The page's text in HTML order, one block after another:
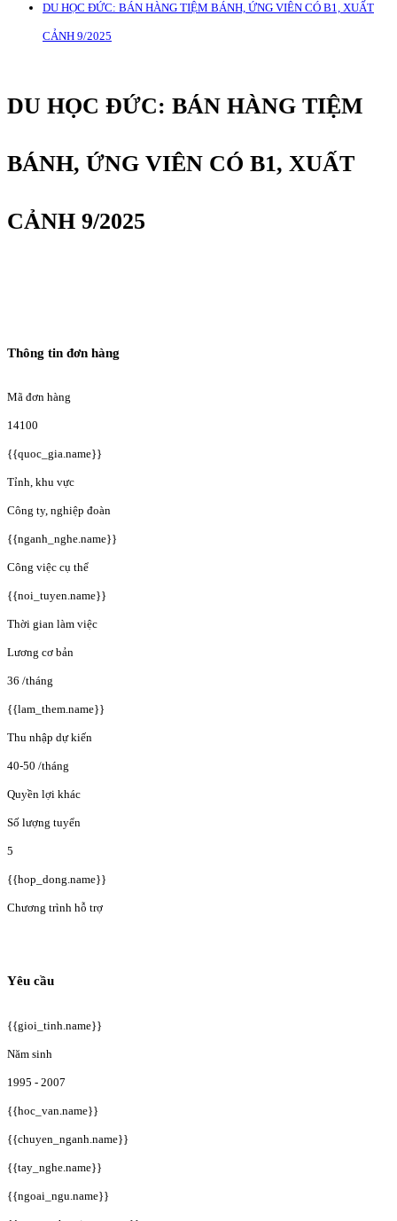
DU HỌC ĐỨC: BÁN HÀNG TIỆM BÁNH, ỨNG VIÊN CÓ B1, XUẤT
CẢNH 9/2025
DU HỌC ĐỨC: BÁN HÀNG TIỆM
BÁNH, ỨNG VIÊN CÓ B1, XUẤT
CẢNH 9/2025
Thông tin đơn hàng
Mã đơn hàng
14100
{{quoc_gia.name}}
Tỉnh, khu vực
Công ty, nghiệp đoàn
{{nganh_nghe.name}}
Công việc cụ thể
{{noi_tuyen.name}}
Thời gian làm việc
Lương cơ bản
36 /tháng
{{lam_them.name}}
Thu nhập dự kiến
40-50 /tháng
Quyền lợi khác
Số lượng tuyển
5
{{hop_dong.name}}
Chương trình hỗ trợ
Yêu cầu
{{gioi_tinh.name}}
Năm sinh
1995 - 2007
{{hoc_van.name}}
{{chuyen_nganh.name}}
{{tay_nghe.name}}
{{ngoai_ngu.name}}